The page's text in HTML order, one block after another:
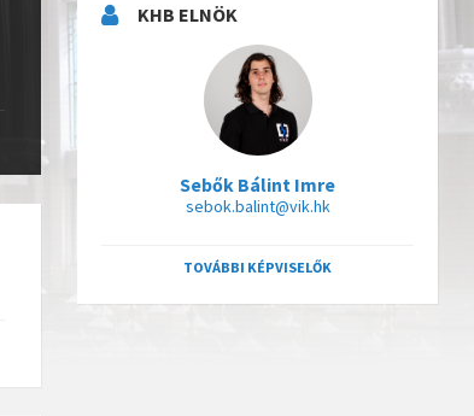
KHB ELNÖK
Sebők Bálint Imre
sebok.balint@vik.hk
TOVÁBBI KÉPVISELŐK